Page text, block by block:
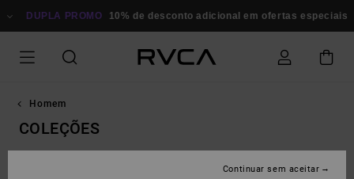
PARA
GRELHA
10% de desconto adicional em ofertas especiais Poupa Agora
Homem
COLEÇÕES
Tarot Series Exotica
Continuar sem aceitar